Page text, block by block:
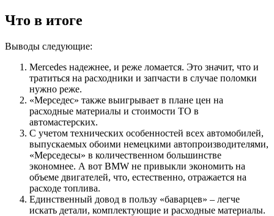
Что в итоге
Выводы следующие:
Mercedes надежнее, и реже ломается. Это значит, что и
тратиться на расходники и запчасти в случае поломки
нужно реже.
«Мерседес» также выигрывает в плане цен на
расходные материалы и стоимости ТО в
автомастерских.
С учетом технических особенностей всех автомобилей,
выпускаемых обоими немецкими автопроизводителями,
«Мерседесы» в количественном большинстве
экономнее. А вот BMW не привыкли экономить на
объеме двигателей, что, естественно, отражается на
расходе топлива.
Единственный довод в пользу «баварцев» – легче
искать детали, комплектующие и расходные материалы.